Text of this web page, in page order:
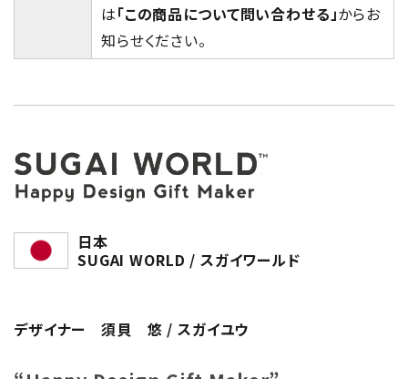
は「この商品について問い合わせる」からお
知らせください。
日本
SUGAI WORLD / スガイワールド
デザイナー 須貝 悠 / スガイユウ